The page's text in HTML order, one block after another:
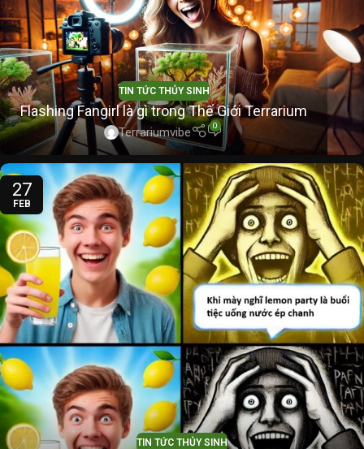
TIN TỨC THỦY SINH
Flashing Fangirl là gì trong Thế Giới Terrarium
Terrariumvibe 0
27
FEB
TIN TỨC THỦY SINH